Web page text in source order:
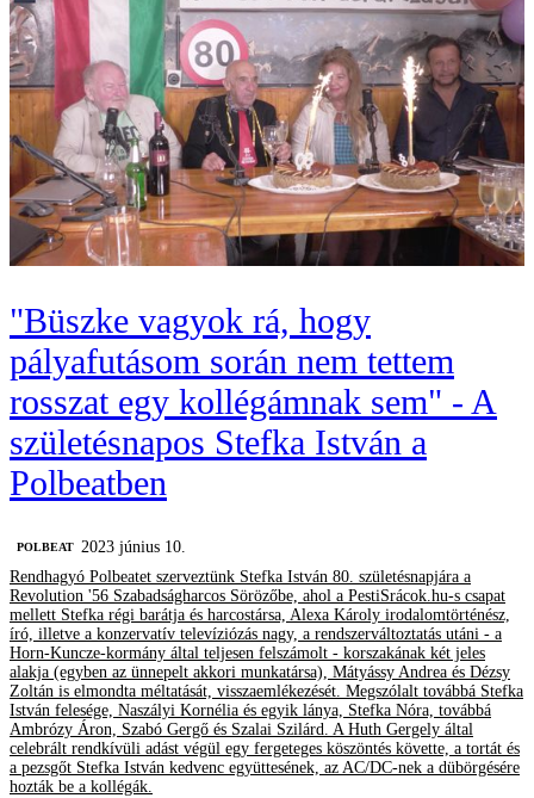
"Büszke vagyok rá, hogy
pályafutásom során nem tettem
rosszat egy kollégámnak sem" - A
születésnapos Stefka István a
Polbeatben
‎POLBEAT 2023 június 10.
Rendhagyó Polbeatet szerveztünk Stefka István 80. születésnapjára a
Revolution '56 Szabadságharcos Sörözőbe, ahol a PestiSrácok.hu-s csapat
mellett Stefka régi barátja és harcostársa, Alexa Károly irodalomtörténész,
író, illetve a konzervatív televíziózás nagy, a rendszerváltoztatás utáni - a
Horn-Kuncze-kormány által teljesen felszámolt - korszakának két jeles
alakja (egyben az ünnepelt akkori munkatársa), Mátyássy Andrea és Dézsy
Zoltán is elmondta méltatását, visszaemlékezését. Megszólalt továbbá Stefka
István felesége, Naszályi Kornélia és egyik lánya, Stefka Nóra, továbbá
Ambrózy Áron, Szabó Gergő és Szalai Szilárd. A Huth Gergely által
celebrált rendkívüli adást végül egy fergeteges köszöntés követte, a tortát és
a pezsgőt Stefka István kedvenc együttesének, az AC/DC-nek a dübörgésére
hozták be a kollégák.